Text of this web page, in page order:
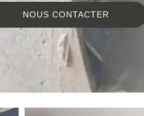
NOUS CONTACTER